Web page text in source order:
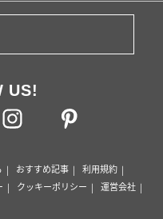
US!
おすすめ記事
利用規約
クッキーポリシー
運営会社